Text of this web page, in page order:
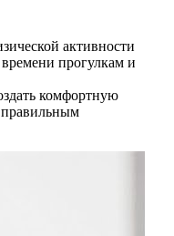
активности
прогулкам и
комфортную
правильным